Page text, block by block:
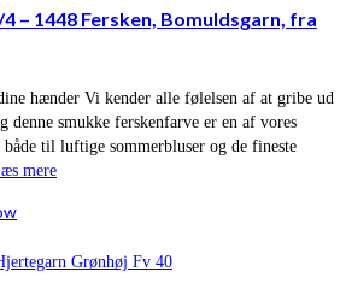
– 1448 Fersken, Bomuldsgarn, fra
hænder Vi kender alle følelsen af at gribe ud
denne smukke ferskenfarve er en af vores
til luftige sommerbluser og de fineste
mere